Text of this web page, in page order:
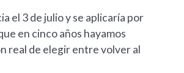
el 3 de julio y se aplicaría por
en cinco años hayamos
real de elegir entre volver al